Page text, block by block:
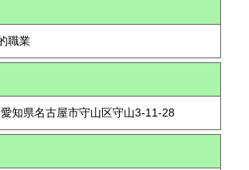
職業
知県名古屋市守山区守山3-11-28